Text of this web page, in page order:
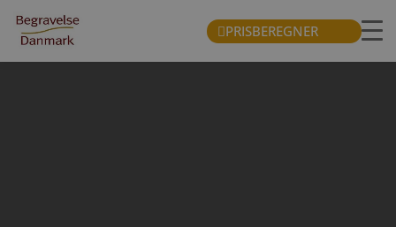
PRISBEREGNER